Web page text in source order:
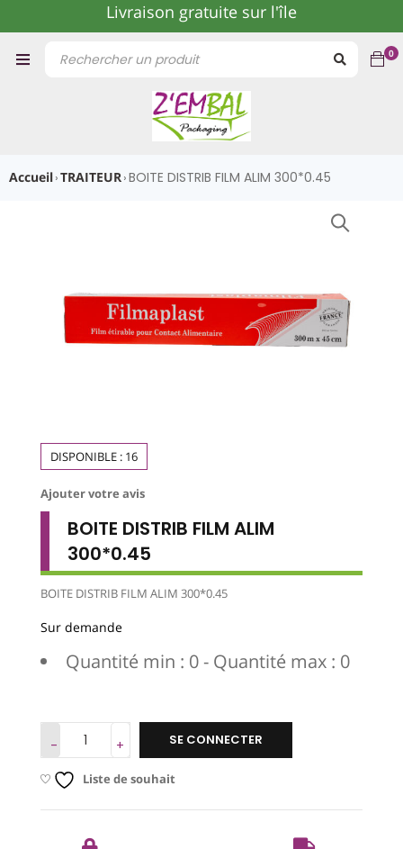
Livraison gratuite sur l'île
0
Accueil›TRAITEUR›BOITE DISTRIB FILM ALIM 300*0.45
DISPONIBLE : 16
Ajouter votre avis
BOITE DISTRIB FILM ALIM
300*0.45
BOITE DISTRIB FILM ALIM 300*0.45
Sur demande
Quantité min : 0 - Quantité max : 0
SE CONNECTER
Liste de souhait